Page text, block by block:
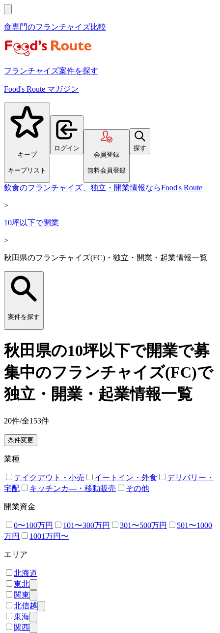
食専門のフランチャイズ比較
フランチャイズ案件を探す
Food's Route マガジン
キープ
キープリスト
ログイン
会員登録
無料会員登録
探す
飲食のフランチャイズ、独立・開業情報ならFood's Route
>
10坪以下で開業
>
秋田県のフランチャイズ(FC)・独立・開業・起業情報一覧
案件を探す
秋田県の10坪以下で開業で募
集中のフランチャイズ(FC)で
独立・開業・起業情報一覧
20件/全153件
条件変更
業種
テイクアウト・小売 イートイン・外食
デリバリー・
宅配
キッチンカ―・移動販売 その他
開業資金
0〜100万円 101〜300万円 301〜500万円
501〜1000
万円
1001万円〜
エリア
北海道
東北
関東
北信越
東海
関西